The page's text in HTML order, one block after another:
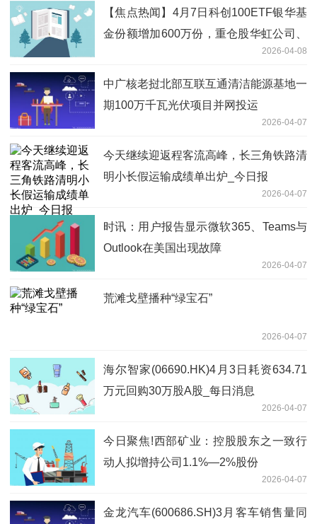
【焦点热闻】4月7日科创100ETF银华基
金份额增加600万份，重仓股华虹公司、
2026-04-08
中广核老挝北部互联互通清洁能源基地一
期100万千瓦光伏项目并网投运
2026-04-07
今天继续迎返程客流高峰，长三角铁路清
明小长假运输成绩单出炉_今日报
2026-04-07
时讯：用户报告显示微软365、Teams与
Outlook在美国出现故障
2026-04-07
荒滩戈壁播种“绿宝石”
2026-04-07
海尔智家(06690.HK)4月3日耗资634.71
万元回购30万股A股_每日消息
2026-04-07
今日聚焦!西部矿业：控股股东之一致行
动人拟增持公司1.1%—2%股份
2026-04-07
金龙汽车(600686.SH)3月客车销售量同